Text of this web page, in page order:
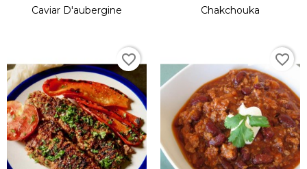
Caviar D'aubergine Chakchouka
favorite_border favorite_border